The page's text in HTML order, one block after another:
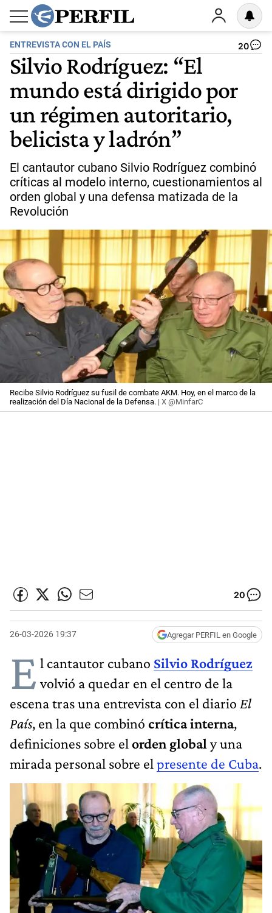
ENTREVISTA CON EL PAÍS 20
Silvio Rodríguez: “El
mundo está dirigido por
un régimen autoritario,
belicista y ladrón”
El cantautor cubano Silvio Rodríguez combinó
críticas al modelo interno, cuestionamientos al
orden global y una defensa matizada de la
Revolución
Recibe Silvio Rodríguez su fusil de combate AKM. Hoy, en el marco de la
realización del Día Nacional de la Defensa. | X @MinfarC
20
26-03-2026 19:37 Agregar PERFIL en Google
E l cantautor cubano Silvio Rodríguez
volvió a quedar en el centro de la
escena tras una entrevista con el diario El
País, en la que combinó crítica interna,
definiciones sobre el orden global y una
mirada personal sobre el presente de Cuba.